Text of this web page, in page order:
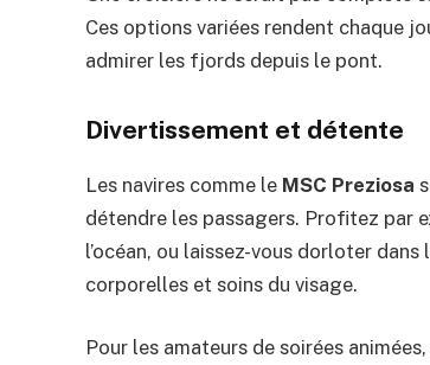
Ces options variées rendent chaque
admirer les fjords depuis le pont.
Divertissement et détente
Les navires comme le MSC Preziosa
détendre les passagers. Profitez par
l’océan, ou laissez-vous dorloter
corporelles et soins du visage.
Pour les amateurs de soirées